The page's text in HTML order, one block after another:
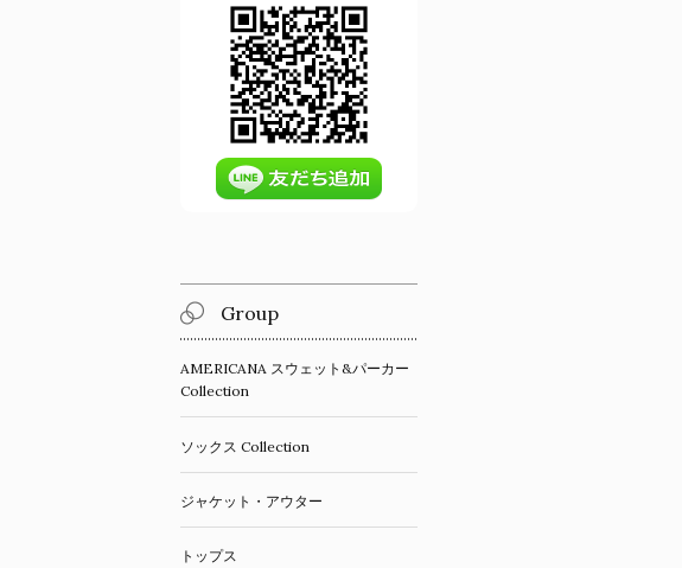
Group
AMERICANA スウェット&パーカー
Collection
ソックス Collection
ジャケット・アウター
トップス